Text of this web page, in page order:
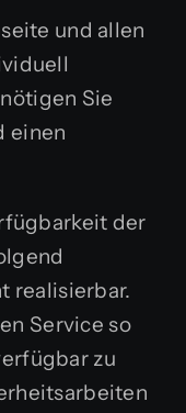
und allen
Sie
einen
der
realisierbar.
Service so
zu